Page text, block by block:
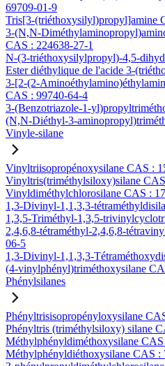
69709-01-9
Tris[3-(triéthoxysilyl)propyl]amine
3-(N,N-
CAS : 224638-27-1
N-(3-triéthoxysilylpropyl)-4,5-
Ester diéthylique de l'acide 3-
3-[2-(2-
CAS : 99740-64-4
3-(Benzotriazole-1-
(N,N-Diéthyl-3-
Vinyle-silane
Vinyltriisopropénoxysilane CAS :
Vinyltris(triméthylsiloxy)silane
Vinyldiméthylchlorosilane CAS :
1,3-Divinyl-1,1,3,3-
1,3,5-Triméthyl-1,3,5-
2,4,6,8-tétraméthyl-2,4,6,8-
06-5
1,3-Divinyl-1,1,3,3-
(4-vinylphényl)triméthoxysilane
Phénylsilanes
Phényltrisisopropényloxysilane
Phényltris (triméthylsiloxy) silane
Méthylphényldiméthoxysilane
Méthylphényldiéthoxysilane CAS :